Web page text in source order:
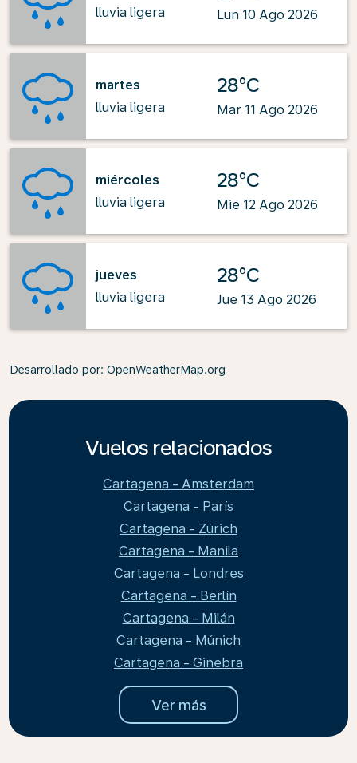
lluvia ligera
Lun 10 Ago 2026
martes
lluvia ligera
28°C
Mar 11 Ago 2026
miércoles
lluvia ligera
28°C
Mie 12 Ago 2026
jueves
lluvia ligera
28°C
Jue 13 Ago 2026
Desarrollado por: OpenWeatherMap.org
Vuelos relacionados
Cartagena - Amsterdam
Cartagena - París
Cartagena - Zúrich
Cartagena - Manila
Cartagena - Londres
Cartagena - Berlín
Cartagena - Milán
Cartagena - Múnich
Cartagena - Ginebra
Ver más